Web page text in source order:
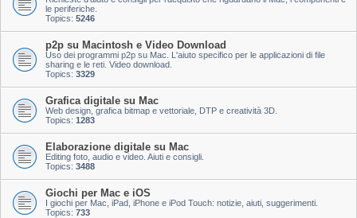
le periferiche.
Topics: 5246
p2p su Macintosh e Video Download
Uso dei programmi p2p su Mac. L'aiuto specifico per le applicazioni di file
sharing e le reti. Video download.
Topics: 3329
Grafica digitale su Mac
Web design, grafica bitmap e vettoriale, DTP e creatività 3D.
Topics: 1283
Elaborazione digitale su Mac
Editing foto, audio e video. Aiuti e consigli.
Topics: 3488
Giochi per Mac e iOS
I giochi per Mac, iPad, iPhone e iPod Touch: notizie, aiuti, suggerimenti.
Topics: 733